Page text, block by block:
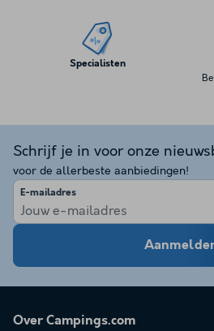
Specialisten
Schrijf je in voor onze
voor de allerbeste aanbiedingen!
E-mailadres
Over Campings.com